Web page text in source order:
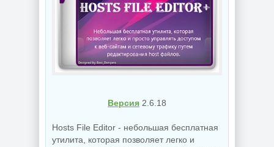
Версия 2.6.18
Hosts File Editor - небольшая бесплатная
утилита, которая позволяет легко и